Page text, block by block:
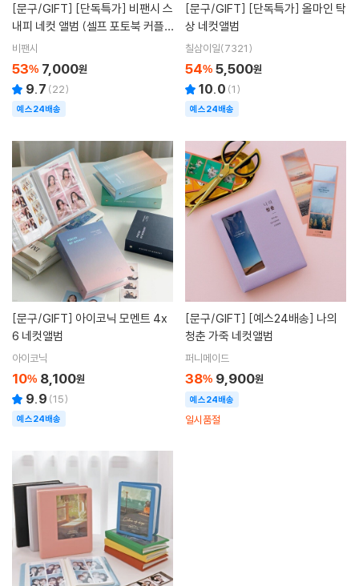
[문구/GIFT]
내피 네컷 앨범 (셀프 포토북 커플
선물 포켓 스크랩북 사진 보관 사진
첩)
비팬시
53% 7,000원
9.7 (22)
예스24배송
[문구/GIFT]
상 네컷앨범
칠삼이일(7321)
54% 5,500원
10.0 (1)
예스24배송
[문구/GIFT]
6 네컷앨범
아이코닉
10% 8,100원
9.9 (15)
예스24배송
[문구/GIFT]
청춘 가죽 네컷앨범
퍼니메이드
38% 9,900원
예스24배송
일시품절